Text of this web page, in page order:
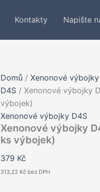
Kontakty Napište
Domů /Xenonové výbojky
D4S / Xenonové výbojky
výbojek)
Xenonové výbojky D4S
Xenonové výbojky
ks výbojek)
379 Kč
313,22 Kč bez DPH